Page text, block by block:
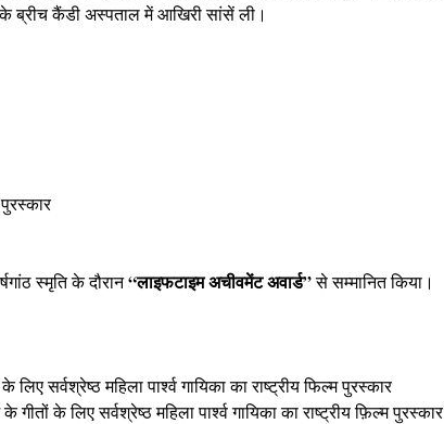
ब्रीच कैंडी अस्पताल में आखिरी सांसें ली।
स्मृति के दौरान“लाइफटाइम अचीवमेंट अवार्ड”से सम्मानित किया।
लिए सर्वश्रेष्ठ महिला पार्श्व गायिका का राष्ट्रीय फिल्म पुरस्कार
के लिए सर्वश्रेष्ठ महिला पार्श्व गायिका का राष्ट्रीय फ़िल्म पुरस्कार